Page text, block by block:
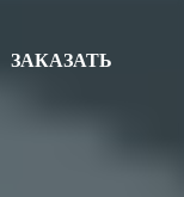
ЗАКАЗАТЬ